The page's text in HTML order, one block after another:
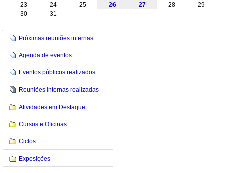
23
24 25 26 27 28
29
30
31
Navegação
Próximas reuniões internas
Agenda de eventos
Eventos públicos realizados
Reuniões internas realizadas
Atividades em Destaque
Cursos e Oficinas
Ciclos
Exposições